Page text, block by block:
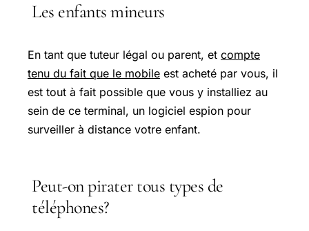
Les enfants mineurs
En tant que tuteur légal ou parent, et compte
tenu du fait que le mobile est acheté par vous, il
est tout à fait possible que vous y installiez au
sein de ce terminal, un logiciel espion pour
surveiller à distance votre enfant.
Peut-on pirater tous types de
téléphones?